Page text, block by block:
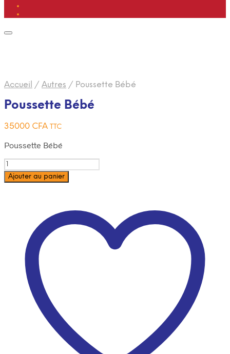
Accueil / Autres / Poussette Bébé
Poussette Bébé
35000 CFA TTC
Poussette Bébé
Quantité
Ajouter au panier